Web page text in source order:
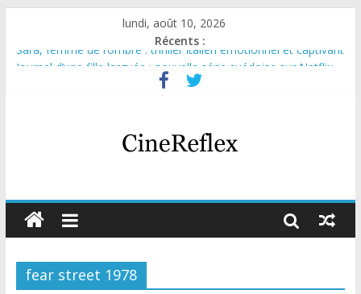
lundi, août 10, 2026
Récents :
Sara, femme de l’ombre : thriller italien émotionnel et captivant
Journal d’une fille larguée : nouvelle série suédoise sur Netflix
Aema : mini-série sur le tournage d’un film érotique devenu
Olympo, saison 1 : nouvelle série qui séduira les fans de
fear street 1978